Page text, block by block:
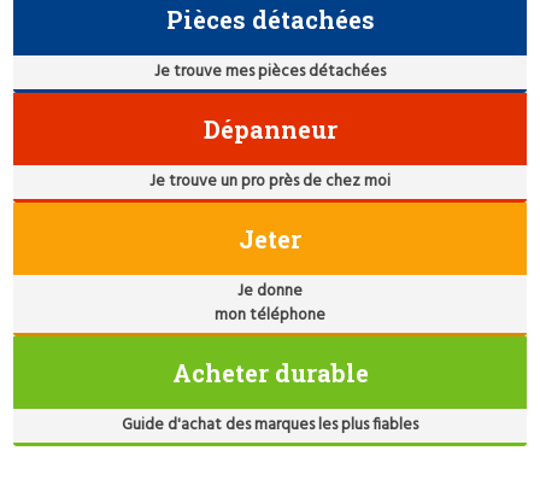
Pièces détachées
Je trouve mes pièces détachées
Dépanneur
Je trouve un pro près de chez moi
Jeter
Je donne
mon téléphone
Acheter durable
Guide d'achat des marques les plus fiables